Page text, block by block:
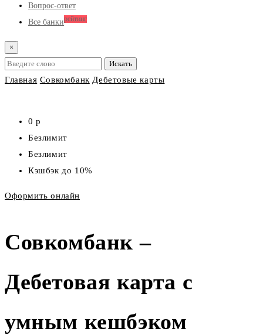
Вопрос-ответ
Все банкирейтинг
×
Главная Совкомбанк Дебетовые карты
0 р
Безлимит
Безлимит
Кэшбэк до 10%
Оформить онлайн
Совкомбанк –
Дебетовая карта с
умным кешбэком